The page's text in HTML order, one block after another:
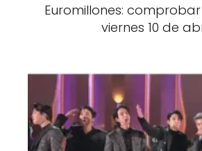
Euromillones:
viernes 10 de